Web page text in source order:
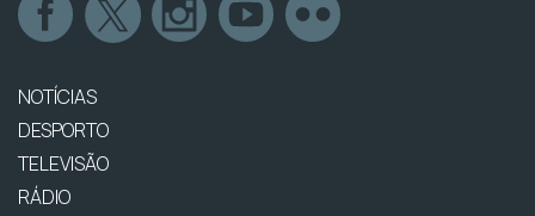
NOTÍCIAS
DESPORTO
TELEVISÃO
RÁDIO